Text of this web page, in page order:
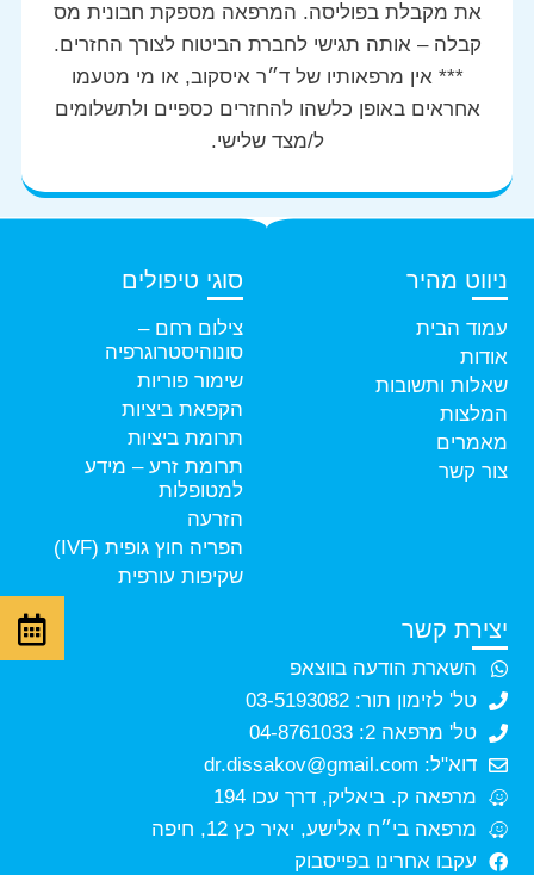
את מקבלת בפוליסה. המרפאה מספקת חבונית מס
קבלה – אותה תגישי לחברת הביטוח לצורך החזרים.
*** אין מרפאותיו של ד״ר איסקוב, או מי מטעמו
אחראים באופן כלשהו להחזרים כספיים ולתשלומים
ל/מצד שלישי.
ניווט מהיר
עמוד הבית
אודות
שאלות ותשובות
המלצות
מאמרים
צור קשר
סוגי טיפולים
צילום רחם –
סונוהיסטרוגרפיה
שימור פוריות
הקפאת ביציות
תרומת ביציות
תרומת זרע – מידע
למטופלות
הזרעה
הפריה חוץ גופית (IVF)
שקיפות עורפית
יצירת קשר
השארת הודעה בווצאפ
טל' לזימון תור: 03-5193082
טל' מרפאה 2: 04-8761033
דוא"ל: dr.dissakov@gmail.com
מרפאה ק. ביאליק, דרך עכו 194
מרפאה בי״ח אלישע, יאיר כץ 12, חיפה
עקבו אחרינו בפייסבוק